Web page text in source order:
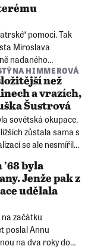
ani bachaři na
pomoci. Tak
Miroslava
nadaného
uklízeče, lesního
vodoměrů a ještě
komorních
má
říkali.
HIMMEROVÁ
než
a vrazích,
Šustrová
sovětská okupace.
zůstala sama s
se ale nesmířila.
ji jen utvrdily v
ve kterém žije, je
Petruška
zemřela.
byla
Jenže pak z
udělala
začátku
poslal Annu
na dva roky do